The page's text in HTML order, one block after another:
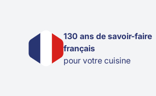
130 ans de savoir-faire
français
pour votre cuisine